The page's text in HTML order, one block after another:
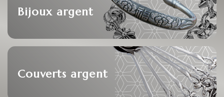
Bijoux argent
Couverts argent